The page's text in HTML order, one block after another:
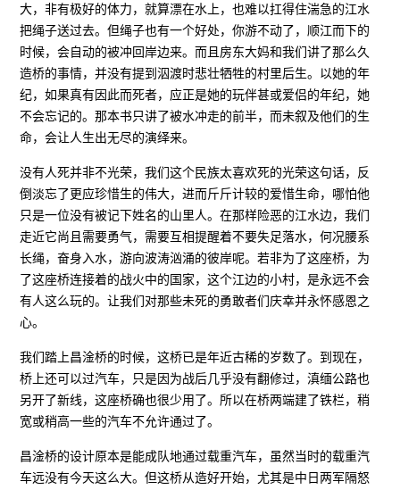
大，非有极好的体力，就算漂在水上，也难以扛得住湍急的江水
把绳子送过去。但绳子也有一个好处，你游不动了，顺江而下的
时候，会自动的被冲回岸边来。而且房东大妈和我们讲了那么久
造桥的事情，并没有提到泅渡时悲壮牺牲的村里后生。以她的年
纪，如果真有因此而死者，应正是她的玩伴甚或爱侣的年纪，她
不会忘记的。那本书只讲了被水冲走的前半，而未叙及他们的生
命，会让人生出无尽的演绎来。
没有人死并非不光荣，我们这个民族太喜欢死的光荣这句话，反
倒淡忘了更应珍惜生的伟大，进而斤斤计较的爱惜生命，哪怕他
只是一位没有被记下姓名的山里人。在那样险恶的江水边，我们
走近它尚且需要勇气，需要互相提醒着不要失足落水，何况腰系
长绳，奋身入水，游向波涛汹涌的彼岸呢。若非为了这座桥，为
了这座桥连接着的战火中的国家，这个江边的小村，是永远不会
有人这么玩的。让我们对那些未死的勇敢者们庆幸并永怀感恩之
心。
我们踏上昌淦桥的时候，这桥已是年近古稀的岁数了。到现在，
桥上还可以过汽车，只是因为战后几乎没有翻修过，滇缅公路也
另开了新线，这座桥确也很少用了。所以在桥两端建了铁栏，稍
宽或稍高一些的汽车不允许通过了。
昌淦桥的设计原本是能成队地通过载重汽车，虽然当时的载重汽
车远没有今天这么大。但这桥从造好开始，尤其是中日两军隔怒